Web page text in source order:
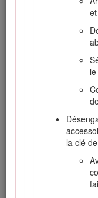
la clé
agréés
sécurité
place et
pas la
Utilisation
Ne
espace
autres
risquent